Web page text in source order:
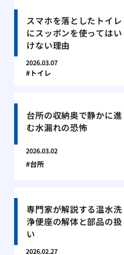
スマホを落としたトイレ
にスッポンを使ってはい
けない理由
2026.03.07
トイレ
台所の収納奥で静かに進
む水漏れの恐怖
2026.03.02
台所
専門家が解説する温水洗
浄便座の解体と部品の扱
い
2026.02.27